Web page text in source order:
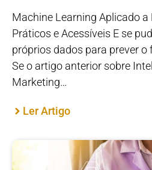
Machine Learning Aplicado a
Práticos e Acessíveis E se
próprios dados para prever o
Se o artigo anterior sobre
Marketing…
Ler Artigo